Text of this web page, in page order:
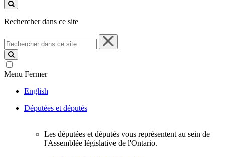
ce
Rechercher dans ce site
Rechercher
dans
ce
site
Menu Fermer
English
Députées et députés
Les députées et députés vous représentent au sein de
l'Assemblée législative de l'Ontario.